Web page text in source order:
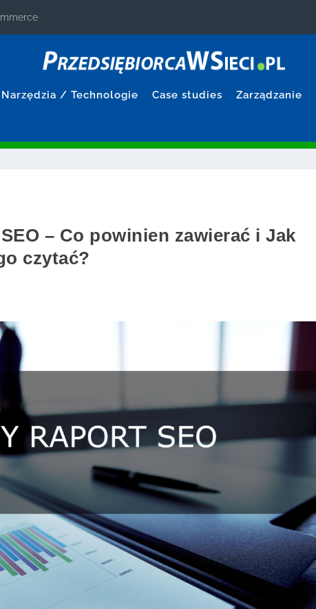
Narzędzia / Technologie Case studies Zarządzanie
– Co powinien zawierać i Jak
czytać?